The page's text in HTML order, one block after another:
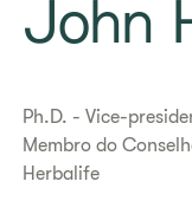
John
Ph.D. - Vice-
Membro do
Herbalife